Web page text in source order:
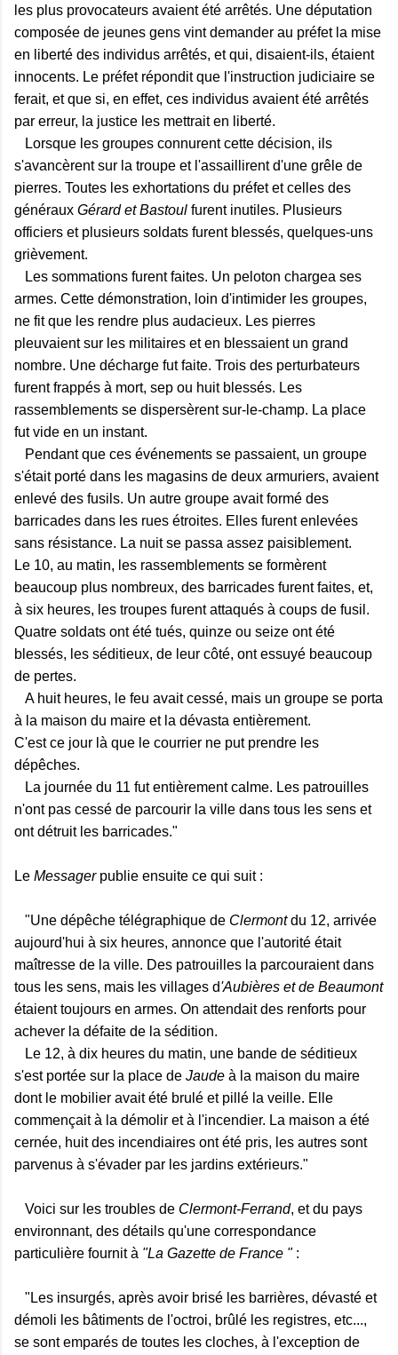
les plus provocateurs avaient été arrêtés. Une députation
composée de jeunes gens vint demander au préfet la mise
en liberté des individus arrêtés, et qui, disaient-ils, étaient
innocents. Le préfet répondit que l'instruction judiciaire se
ferait, et que si, en effet, ces individus avaient été arrêtés
par erreur, la justice les mettrait en liberté.
Lorsque les groupes connurent cette décision, ils
s'avancèrent sur la troupe et l'assaillirent d'une grêle de
pierres. Toutes les exhortations du préfet et celles des
généraux Gérard et Bastoul furent inutiles. Plusieurs
officiers et plusieurs soldats furent blessés, quelques-uns
grièvement.
Les sommations furent faites. Un peloton chargea ses
armes. Cette démonstration, loin d'intimider les groupes,
ne fit que les rendre plus audacieux. Les pierres
pleuvaient sur les militaires et en blessaient un grand
nombre. Une décharge fut faite. Trois des perturbateurs
furent frappés à mort, sep ou huit blessés. Les
rassemblements se dispersèrent sur-le-champ. La place
fut vide en un instant.
Pendant que ces événements se passaient, un groupe
s'était porté dans les magasins de deux armuriers, avaient
enlevé des fusils. Un autre groupe avait formé des
barricades dans les rues étroites. Elles furent enlevées
sans résistance. La nuit se passa assez paisiblement.
Le 10, au matin, les rassemblements se formèrent
beaucoup plus nombreux, des barricades furent faites, et,
à six heures, les troupes furent attaqués à coups de fusil.
Quatre soldats ont été tués, quinze ou seize ont été
blessés, les séditieux, de leur côté, ont essuyé beaucoup
de pertes.
A huit heures, le feu avait cessé, mais un groupe se porta
à la maison du maire et la dévasta entièrement.
C'est ce jour là que le courrier ne put prendre les
dépêches.
La journée du 11 fut entièrement calme. Les patrouilles
n'ont pas cessé de parcourir la ville dans tous les sens et
ont détruit les barricades."
Le Messagerpublie ensuite ce qui suit :
"Une dépêche télégraphique de Clermontdu 12, arrivée
aujourd'hui à six heures, annonce que l'autorité était
maîtresse de la ville. Des patrouilles la parcouraient dans
tous les sens, mais les villages d'Aubières et de Beaumont
étaient toujours en armes. On attendait des renforts pour
achever la défaite de la sédition.
Le 12, à dix heures du matin, une bande de séditieux
s'est portée sur la place de Jaude à la maison du maire
dont le mobilier avait été brulé et pillé la veille. Elle
commençait à la démolir et à l'incendier. La maison a été
cernée, huit des incendiaires ont été pris, les autres sont
parvenus à s'évader par les jardins extérieurs."
Voici sur les troubles de Clermont-Ferrand, et du pays
environnant, des détails qu'une correspondance
particulière fournit à "La Gazette de France " :
"Les insurgés, après avoir brisé les barrières, dévasté et
démoli les bâtiments de l'octroi, brûlé les registres, etc...,
se sont emparés de toutes les cloches, à l'exception de